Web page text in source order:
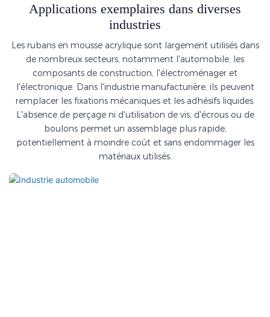
Applications exemplaires dans diverses
industries
Les rubans en mousse acrylique sont largement utilisés dans
de nombreux secteurs, notamment l'automobile, les
composants de construction, l'électroménager et
l'électronique. Dans l'industrie manufacturière, ils peuvent
remplacer les fixations mécaniques et les adhésifs liquides.
L'absence de perçage ni d'utilisation de vis, d'écrous ou de
boulons permet un assemblage plus rapide,
potentiellement à moindre coût et sans endommager les
matériaux utilisés.